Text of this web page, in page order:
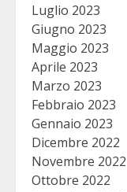
Luglio 2023
Giugno 2023
Maggio 2023
Aprile 2023
Marzo 2023
Febbraio 2023
Gennaio 2023
Dicembre 2022
Novembre 2022
Ottobre 2022